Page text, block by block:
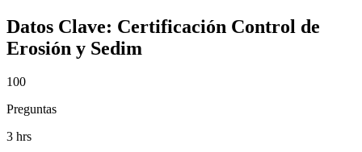
Datos Clave: Certificación Control de
Erosión y Sedim
100
Preguntas
3 hrs